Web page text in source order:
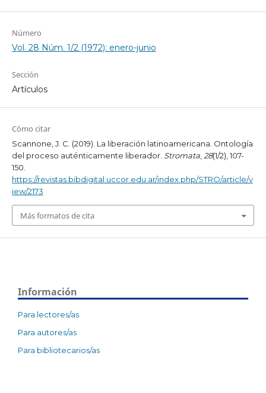
Número
Vol. 28 Núm. 1/2 (1972): enero-junio
Sección
Artículos
Cómo citar
Scannone, J. C. (2019). La liberación latinoamericana. Ontología
del proceso auténticamente liberador. Stromata,28(1/2), 107-
150.
https://revistas.bibdigital.uccor.edu.ar/index.php/STRO/article/v
iew/2173
Más formatos de cita
Información
Para lectores/as
Para autores/as
Para bibliotecarios/as